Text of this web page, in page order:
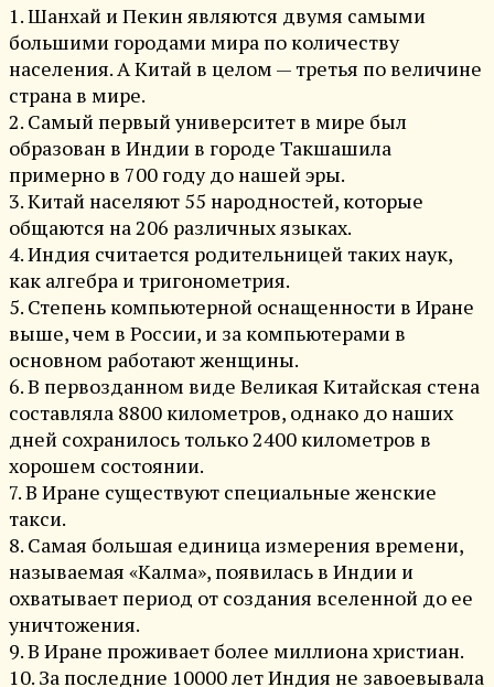
1. Шанхай и Пекин являются двумя самыми
большими городами мира по количеству
населения. А Китай в целом — третья по величине
страна в мире.
2. Самый первый университет в мире был
образован в Индии в городе Такшашила
примерно в 700 году до нашей эры.
3. Китай населяют 55 народностей, которые
общаются на 206 различных языках.
4. Индия считается родительницей таких наук,
как алгебра и тригонометрия.
5. Степень компьютерной оснащенности в Иране
выше, чем в России, и за компьютерами в
основном работают женщины.
6. В первозданном виде Великая Китайская стена
составляла 8800 километров, однако до наших
дней сохранилось только 2400 километров в
хорошем состоянии.
7. В Иране существуют специальные женские
такси.
8. Самая большая единица измерения времени,
называемая «Калма», появилась в Индии и
охватывает период от создания вселенной до ее
уничтожения.
9. В Иране проживает более миллиона христиан.
10. За последние 10000 лет Индия не завоевывала